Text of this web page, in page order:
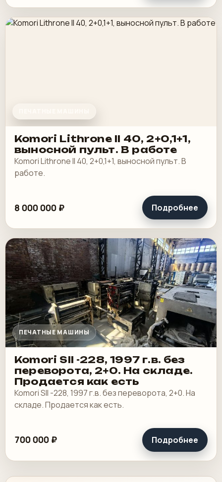
Komori Lithrone II 40, 2+0,1+1,
выносной пульт. В работе
Komori Lithrone II 40, 2+0,1+1, выносной пульт. В
работе.
8 000 000 ₽ Подробнее
ПЕЧАТНЫЕ МАШИНЫ
Komori SII -228, 1997 г.в. без
переворота, 2+0. На складе.
Продается как есть
Komori SII -228, 1997 г.в. без переворота, 2+0. На
складе. Продается как есть.
700 000 ₽ Подробнее